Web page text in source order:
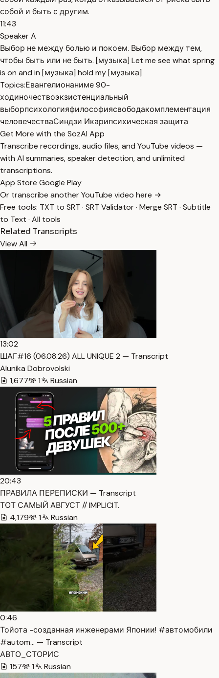
собой и быть с другим.
11:43
Speaker A
Выбор не между болью и покоем. Выбор между тем,
чтобы быть или не быть. [музыка] Let me see what spring
is on and in [музыка] hold my [музыка]
Topics:Евангелионаниме 90-
ходиночествоэкзистенциальный
выборпсихологияфилософиясвободакомплементация
человечестваСиндзи Икарипсихическая защита
Get More with the SozAI App
Transcribe recordings, audio files, and YouTube videos —
with AI summaries, speaker detection, and unlimited
transcriptions.
App Store Google Play
Or transcribe another YouTube video here →
Free tools: TXT to SRT · SRT Validator· Merge SRT · Subtitle
to Text · All tools
Related Transcripts
View All
13:02
ШАГ#16 (06.08.26) ALL UNIQUE 2 — Transcript
Alunika Dobrovolski
1,677
1 Russian
20:43
ПРАВИЛА ПЕРЕПИСКИ — Transcript
ТОТ САМЫЙ АВГУСТ // IMPLICIT.
4,179
1 Russian
0:46
Тойота -созданная инженерами Японии! #автомобили
#autom… — Transcript
АВТО_СТОРИС
157
1 Russian